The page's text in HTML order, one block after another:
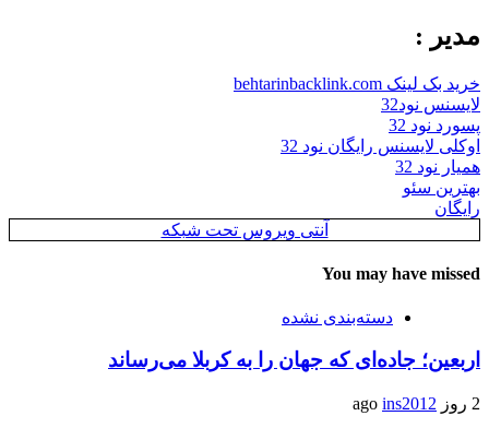
مدیر :
خرید بک لینک behtarinbacklink.com
لایسنس نود32
پسورد نود 32
اوکلی لایسنس رایگان نود 32
همیار نود 32
بهترین سئو
رایگان
آنتی ویروس تحت شبکه
You may have missed
دسته‌بندی نشده
اربعین؛ جاده‌ای که جهان را به کربلا می‌رساند
2 روز ago ins2012